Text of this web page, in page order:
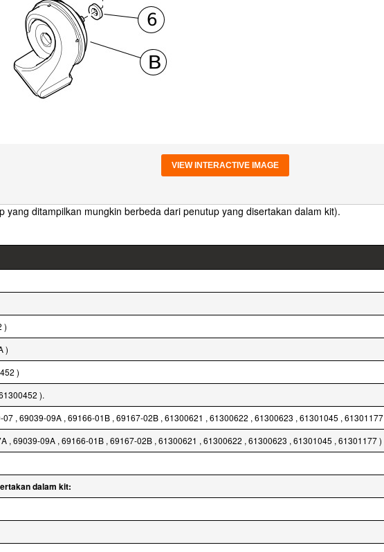
VIEW INTERACTIVE IMAGE
yang ditampilkan mungkin berbeda dari penutup yang disertakan dalam kit).
)
)
)
).
, 69039-09A , 69166-01B , 69167-02B , 61300621 , 61300622 , 61300623 , 61301045 , 61301177
, 69039-09A , 69166-01B , 69167-02B , 61300621 , 61300622 , 61300623 , 61301045 , 61301177 )
dalam kit: